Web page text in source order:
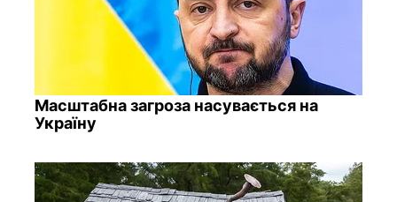
Масштабна загроза насувається на
Україну